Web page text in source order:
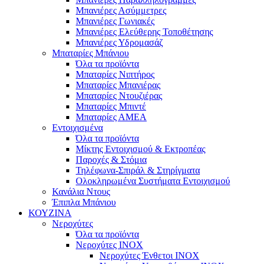
Μπανιέρες Ασύμμετρες
Μπανιέρες Γωνιακές
Μπανιέρες Ελεύθερης Τοποθέτησης
Μπανιέρες Υδρομασάζ
Μπαταρίες Μπάνιου
Όλα τα προϊόντα
Μπαταρίες Νιπτήρος
Μπαταρίες Μπανιέρας
Μπαταρίες Ντουζιέρας
Μπαταρίες Μπιντέ
Μπαταρίες ΑΜΕΑ
Εντοιχισμένα
Όλα τα προϊόντα
Μίκτης Εντοιχισμού & Εκτροπέας
Παροχές & Στόμια
Τηλέφωνα-Σπιράλ & Στηρίγματα
Ολοκληρωμένα Συστήματα Εντοιχισμού
Κανάλια Ντους
Έπιπλα Μπάνιου
ΚΟΥΖΙΝΑ
Νεροχύτες
Όλα τα προϊόντα
Νεροχύτες ΙΝΟΧ
Νεροχύτες Ένθετοι INOX